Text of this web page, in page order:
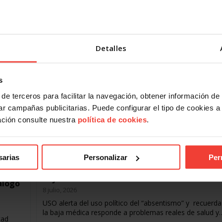
Detalles
terceros para facilitar la navegación, obtener información
campañas publicitarias. Puede configurar el tipo de cookies
consulte nuestra política de cookies.
Personalizar
Salud laboral
USO denuncia que se llame “absentismo” a la
baja médica
8 julio, 2026
USO alerta del uso político del “absentismo” y
la baja médica responde a problemas reales de salud